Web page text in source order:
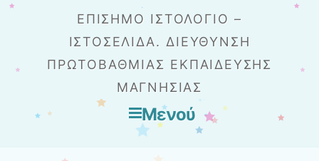
ΕΠΊΣΗΜΟ ΙΣΤΟΛΌΓΙΟ –
ΙΣΤΟΣΕΛΊΔΑ. ΔΙΕΎΘΥΝΣΗ
ΠΡΩΤΟΒΆΘΜΙΑΣ ΕΚΠΑΊΔΕΥΣΗΣ
ΜΑΓΝΗΣΊΑΣ
Μενού